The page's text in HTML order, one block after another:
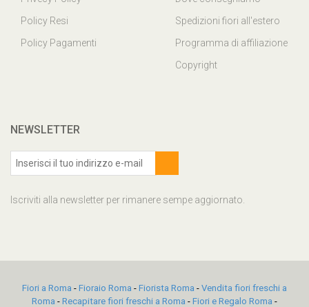
Privecy Policy
Policy Resi
Dove consegniamo
Spedizioni fiori all'estero
Programma di affiliazione
Fiori a Roma-Fioraio Roma-Fiorista Roma-Vendita fiori freschi a